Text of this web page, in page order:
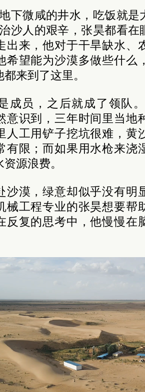
下微咸的井水，吃饭就
沙人的艰辛，张昊都看
出来，他对于干旱缺水、
希望能为沙漠多做些什么
来到了这里。
成员，之后就成了领队
意识到，三年时间里当地
人工用铲子挖坑很难，黄
有限；而如果用水枪来浇
源浪费。
沙漠，绿意却似乎没有明
械工程专业的张昊想要帮
反复的思考中，他慢慢在